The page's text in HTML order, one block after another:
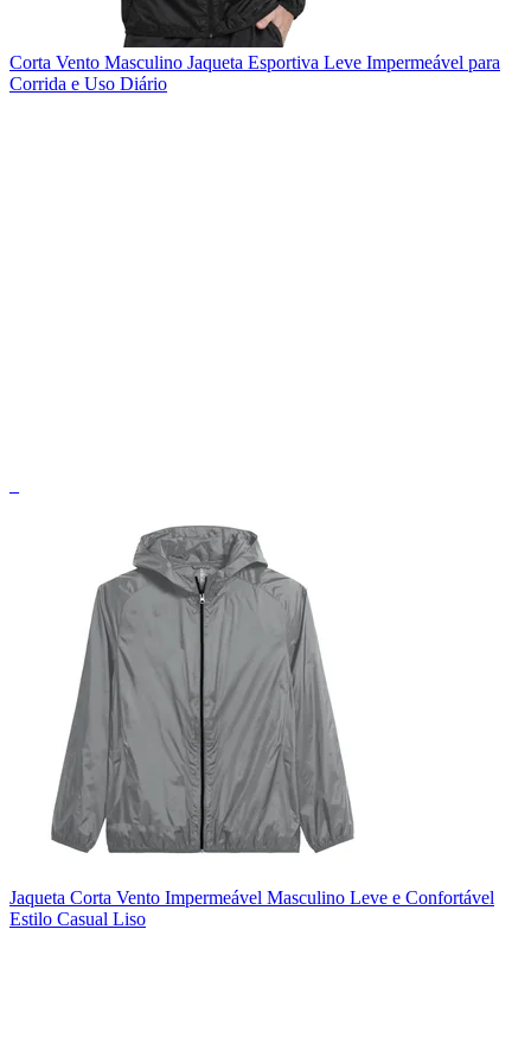
Corta Vento Masculino Jaqueta Esportiva Leve Impermeável para
Corrida e Uso Diário
Jaqueta Corta Vento Impermeável Masculino Leve e Confortável
Estilo Casual Liso